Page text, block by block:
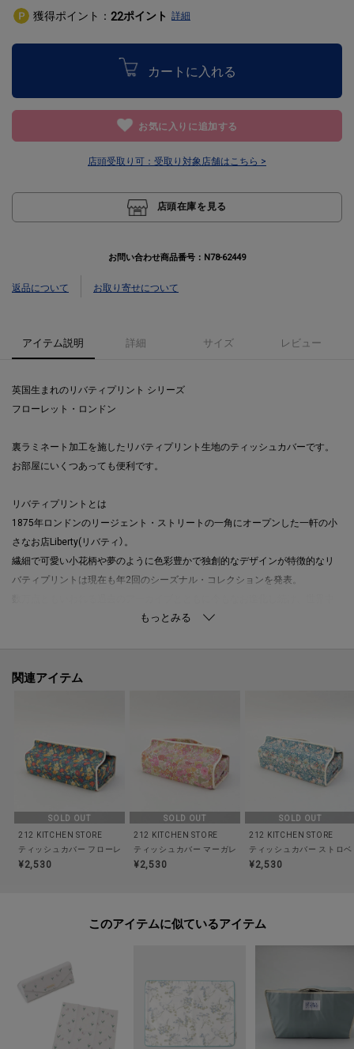
獲得ポイント： 22ポイント 詳細
カートに入れる
お気に入りに追加する
店頭受取り可： 受取り対象店舗はこちら >
店頭在庫を見る
お問い合わせ商品番号： N78-62449
返品について お取り寄せについて
アイテム説明 詳細 サイズ レビュー
英国生まれのリバティプリント シリーズ
フローレット・ロンドン
裏ラミネート加工を施したリバティプリント生地のティッシュカバーです。
お部屋にいくつあっても便利です。
リバティプリントとは
1875年ロンドンのリージェント・ストリートの一角にオープンした一軒の小
さなお店Liberty(リバティ）。
繊細で可愛い小花柄や夢のように色彩豊かで独創的なデザインが特徴的なリ
バティプリントは現在も年2回のシーズナル・コレクションを発表。
から愛されているブランドです。
オーブン:--
対応熱源:--
耐熱/耐冷温度:--
※照明の関係により、実際よりも色味が違って見える場合があります。ま
関連アイテム
SOLD OUT
212 KITCHEN STORE
ティッシュカバー フローレンス・メイ NA ＜フローレット・ロンドン＞
¥2,530
SOLD OUT
212 KITCHEN STORE
ティッシュカバー マーガレット・アニー PR ＜フローレ
¥2,530
SOLD OUT
212 KITCHEN STORE
ティッシュカバー ストロ
¥2,530
このアイテムに似ているアイテム